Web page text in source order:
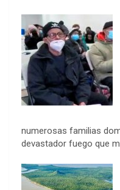
numerosas familias
devastador fuego que